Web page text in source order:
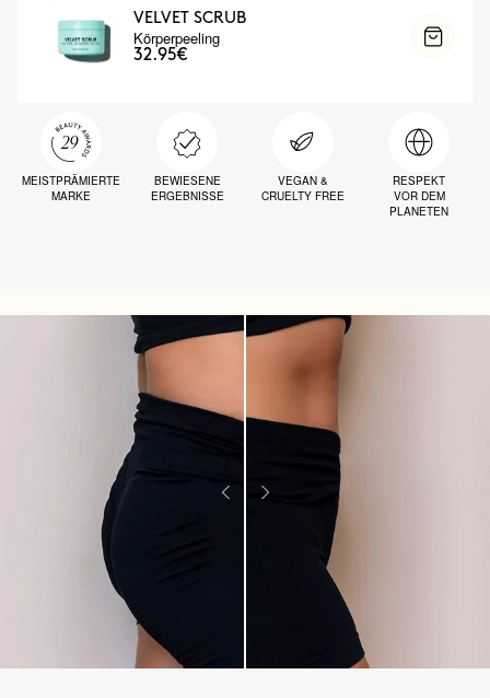
VELVET SCRUB
Körperpeeling
32.95€
MEISTPRÄMIERTE
MARKE
BEWIESENE
ERGEBNISSE
VEGAN &
CRUELTY FREE
RESPEKT
VOR DEM
PLANETEN